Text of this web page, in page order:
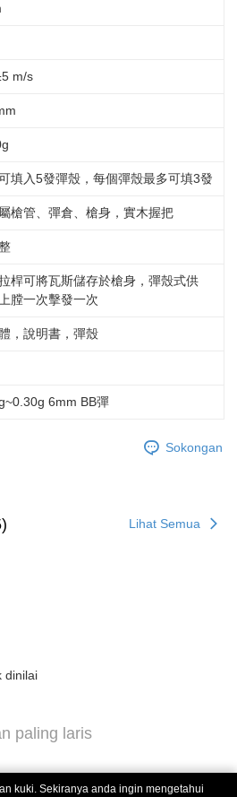
m/s
填入5發彈殼，每個彈殼最多可填3發
槍管、彈倉、槍身，實木握把
桿可將瓦斯儲存於槍身，彈殼式供
膛一次擊發一次
，說明書，彈殼
6mm BB彈
Sokongan
Lihat Semua
dinilai
paling laris
kuki. Sekiranya anda ingin mengetahui